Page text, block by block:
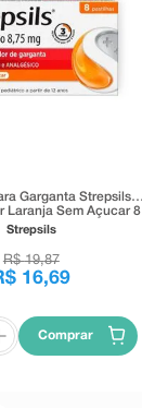
Garganta Strepsils
Laranja Sem Açucar 8
Pastilhas
Strepsils
R$ 19,87
16,69
Comprar